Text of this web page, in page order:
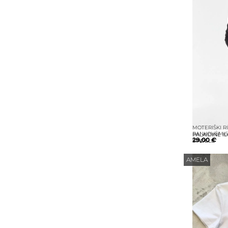
MOTERIŠKI
RANKOVĖMIS
PALAIDINĖ
ŠIRDELĖ”
29,00€
AMELA